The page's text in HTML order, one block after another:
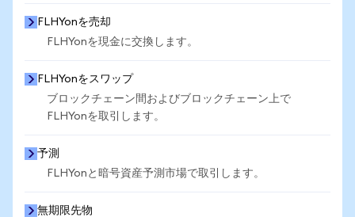
FLHYonを売却
FLHYonを現金に交換します。
FLHYonをスワップ
ブロックチェーン間およびブロックチェーン上で
FLHYonを取引します。
予測
FLHYonと暗号資産予測市場で取引します。
無期限先物